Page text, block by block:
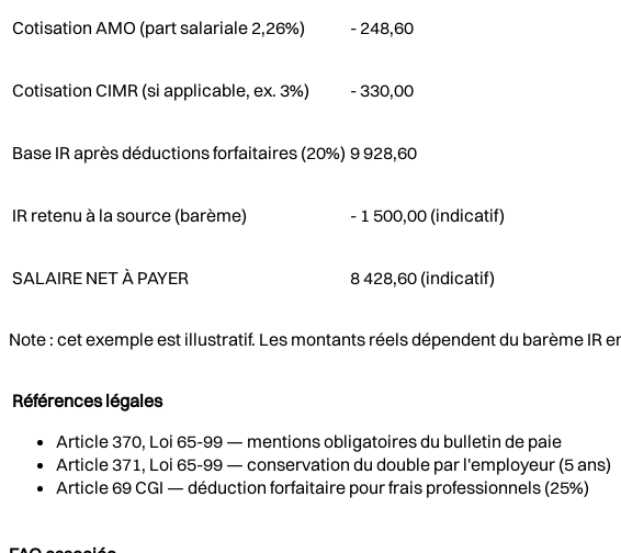
Cotisation AMO (part salariale 2,26%) - 248,60
Cotisation CIMR (si applicable, ex. 3%) - 330,00
Base IR après déductions forfaitaires (20%) 9 928,60
IR retenu à la source (barème) - 1 500,00 (indicatif)
SALAIRE NET À PAYER 8 428,60 (indicatif)
Note : cet exemple est illustratif. Les montants réels dépendent du barème
Références légales
Article 370, Loi 65-99 — mentions obligatoires du bulletin de paie
Article 371, Loi 65-99 — conservation du double par l'employeur (5 ans)
Article 69 CGI — déduction forfaitaire pour frais professionnels (25%)